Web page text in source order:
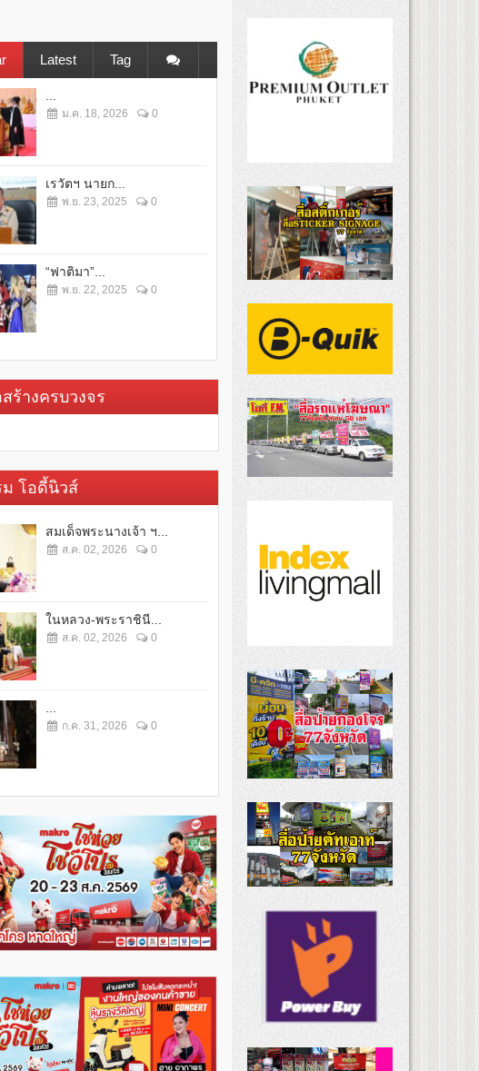
Latest Tag
ม.ค. 18, 2026 0
เรวัตฯ นายก...
พ.ย. 23, 2025 0
“ฟาติมา”...
พ.ย. 22, 2025 0
ร้างครบวงจร
ม โอดี้นิวส์
สมเด็จพระนางเจ้า ฯ...
ส.ค. 02, 2026 0
ในหลวง-พระราชินี...
ส.ค. 02, 2026 0
ก.ค. 31, 2026 0